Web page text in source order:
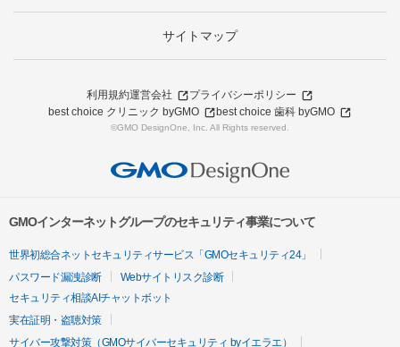
サイトマップ
利用規約運営会社
プライバシーポリシー
best choice クリニック byGMO
best choice 歯科 byGMO
©GMO DesignOne, Inc. All Rights reserved.
GMOインターネットグループのセキュリティ事業について
世界初総合ネットセキュリティサービス「GMOセキュリティ24」
パスワード漏洩診断
Webサイトリスク診断
セキュリティ相談AIチャットボット
実在証明・盗聴対策
サイバー攻撃対策（GMOサイバーセキュリティ byイエラエ）